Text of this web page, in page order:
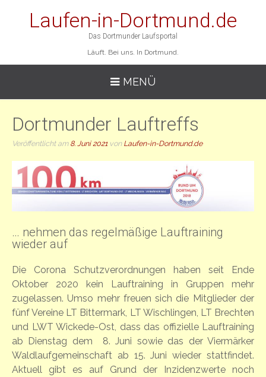
Laufen-in-Dortmund.de
Das Dortmunder Laufsportal
Läuft. Bei uns. In Dortmund.
MENÜ
Dortmunder Lauftreffs
Veröffentlicht am 8. Juni 2021 von Laufen-in-Dortmund.de
… nehmen das regelmäßige Lauftraining
wieder auf
Die Corona Schutzverordnungen haben seit Ende
Oktober 2020 kein Lauftraining in Gruppen mehr
zugelassen. Umso mehr freuen sich die Mitglieder der
fünf Vereine LT Bittermark, LT Wischlingen, LT Brechten
und LWT Wickede-Ost, dass das offizielle Lauftraining
ab Dienstag dem 8. Juni sowie das der Viermärker
Waldlaufgemeinschaft ab 15. Juni wieder stattfindet.
Aktuell gibt es auf Grund der Inzidenzwerte noch